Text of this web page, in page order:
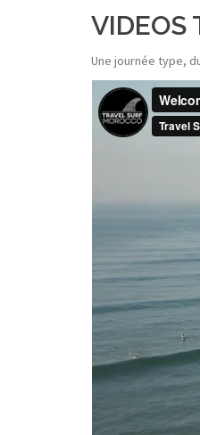
VIDEOS
Une journée type,